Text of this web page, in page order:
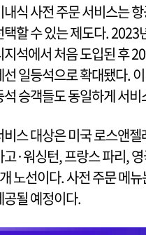
내식 사전 주문 서비스는
택할 수 있는 제도다. 2023
지석에서 처음 도입된 후
선 일등석으로 확대됐다.
석 승객들도 동일하게 서
비스 대상은 미국 로스앤
고·워싱턴, 프랑스 파리,
노선이다. 사전 주문 메
공될 예정이다.